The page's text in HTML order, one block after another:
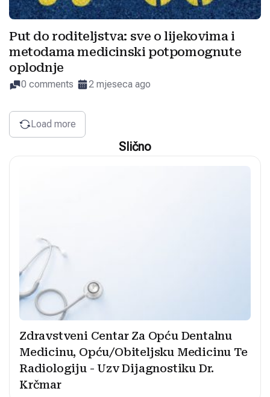
Put do roditeljstva: sve o lijekovima i
metodama medicinski potpomognute
oplodnje
0 comments 2 mjeseca ago
Load more
Slično
Zdravstveni Centar Za Opću Dentalnu
Medicinu, Opću/Obiteljsku Medicinu Te
Radiologiju - Uzv Dijagnostiku Dr.
Krčmar